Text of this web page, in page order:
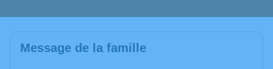
Message de la famille